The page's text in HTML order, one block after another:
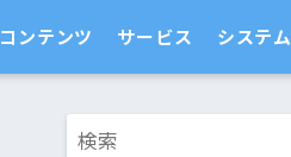
コンテンツ サービス システム